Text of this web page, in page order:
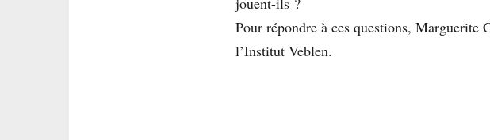
Pour répondre à ces questions,
l’Institut Veblen.